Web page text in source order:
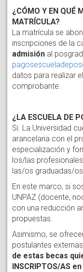
¿CÓMO Y EN QUÉ
MATRÍCULA?
La matrícula se
inscripciones de la
admisión
datos para realizar
comprobante.
¿LA ESCUELA DE
Si. La Universidad
arancelaria con el
especialización y
los/las
las/os graduadas/
En este marco, si
UNPAZ (docente,
con una reducción
propuestas.
Asimismo, se
postulantes
de estas becas
INSCRIPTOS/AS